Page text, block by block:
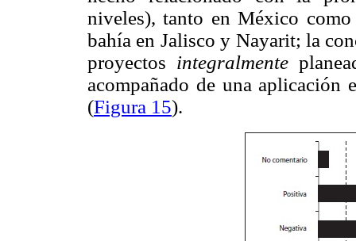
niveles), tanto en México
bahía en Jalisco y Nayarit; la
proyectos integralmente
acompañado de una aplicación
(Figura 15).